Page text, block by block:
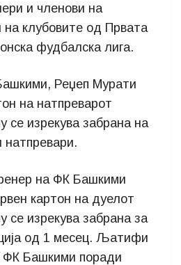
и членови на
на клубовите од Првата
фудбалска лига.
Реџеп Мурати
на натпреварот
се изрекува забрана на
натпревари.
на ФК Башкими
картон на дуелот
се изрекува забрана за
од 1 месец. Љатифи
ФК Башкими поради